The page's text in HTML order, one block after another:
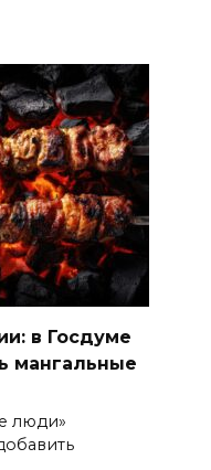
в Госдуме
мангальные
люди»